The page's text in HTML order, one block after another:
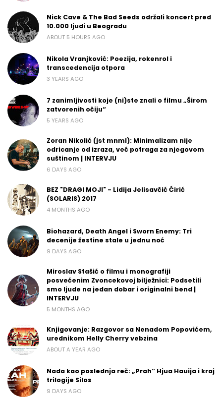
Nick Cave & The Bad Seeds održali koncert pred
10.000 ljudi u Beogradu
ABOUT 5 HOURS AGO
Nikola Vranjković: Poezija, rokenrol i
transcedencija otpora
3 YEARS AGO
7 zanimljivosti koje (ni)ste znali o filmu „Širom
zatvorenih očiju“
5 YEARS AGO
Zoran Nikolić (jst mnml): Minimalizam nije
odricanje od izraza, već potraga za njegovom
suštinom | INTERVJU
6 DAYS AGO
BEZ "DRAGI MOJI" - Lidija Jelisavčić Ćirić
(SOLARIS) 2017
4 MONTHS AGO
Biohazard, Death Angel i Sworn Enemy: Tri
decenije žestine stale u jednu noć
9 DAYS AGO
Miroslav Stašić o filmu i monografiji
posvećenim Zvoncekovoj bilježnici: Podsetili
smo ljude na jedan dobar i originalni bend |
INTERVJU
5 MONTHS AGO
Knjigovanje: Razgovor sa Nenadom Popovićem,
urednikom Helly Cherry vebzina
ABOUT A YEAR AGO
Nada kao poslednja reč: „Prah“ Hjua Hauija i kraj
trilogije Silos
9 DAYS AGO